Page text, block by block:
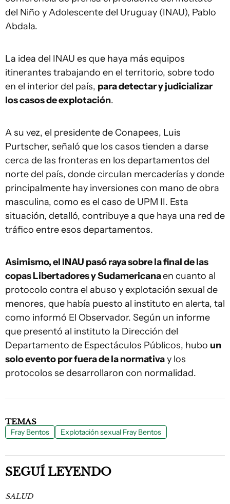
del Niño y Adolescente del Uruguay (INAU), Pablo
Abdala.
La idea del INAU es que haya más equipos
itinerantes trabajando en el territorio, sobre todo
en el interior del país, para detectar y judicializar
los casos de explotación.
A su vez, el presidente de Conapees, Luis
Purtscher, señaló que los casos tienden a darse
cerca de las fronteras en los departamentos del
norte del país, donde circulan mercaderías y donde
principalmente hay inversiones con mano de obra
masculina, como es el caso de UPM II. Esta
situación, detalló, contribuye a que haya una red de
tráfico entre esos departamentos.
Asimismo, el INAU pasó raya sobre la final de las
copas Libertadores y Sudamericanaen cuanto al
protocolo contra el abuso y explotación sexual de
menores, que había puesto al instituto en alerta, tal
como informó El Observador. Según un informe
que presentó al instituto la Dirección del
Departamento de Espectáculos Públicos, hubo un
solo evento por fuera de la normativay los
protocolos se desarrollaron con normalidad.
TEMAS
Fray Bentos Explotación sexual Fray Bentos
SEGUÍ LEYENDO
SALUD